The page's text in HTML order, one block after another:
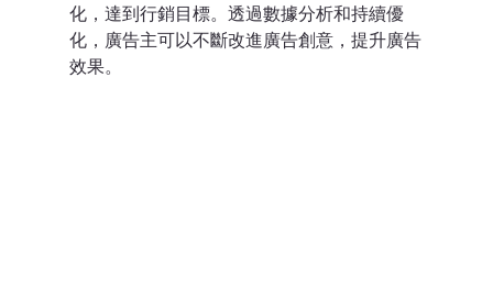
化，達到行銷目標。透過數據分析和持續優
化，廣告主可以不斷改進廣告創意，提升廣告
效果。